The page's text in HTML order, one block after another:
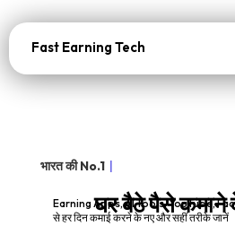
Fast Earning Tech
भारत की No.1
घर बैठे पैसे कमाने
Earning Apps, Al Tools, YouTube,
से हर दिन कमाई करने के नए और सहीं तरीके जानें